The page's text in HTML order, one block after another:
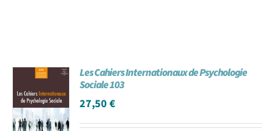
Les Cahiers Internationaux de Psychologie
Sociale 103
27,50€